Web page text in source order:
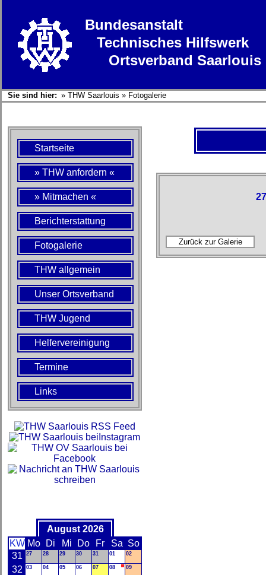
Bundesanstalt
Technisches Hilfswerk
Ortsverband Saarlouis
Sie sind hier: » THW Saarlouis » Fotogalerie
Startseite
» THW anfordern «
» Mitmachen «
Berichterstattung
Fotogalerie
THW allgemein
Unser Ortsverband
THW Jugend
Helfervereinigung
Termine
Links
August 2026
KW Mo Di Mi Do Fr Sa So
31
27 28 29 30 31 01 02
32 03 04 05 06 07 08 09